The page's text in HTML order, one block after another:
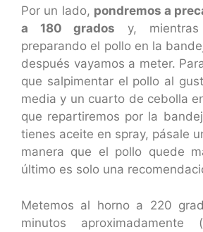
Por un lado, pondremos a
a 180 grados y, mientras
preparando el pollo en la
después vayamos a meter.
que salpimentar el pollo al
media y un cuarto de cebolla
que repartiremos por la
tienes aceite en spray, pásale
manera que el pollo quede
último es solo una
Metemos al horno a 220
minutos aproximadamente